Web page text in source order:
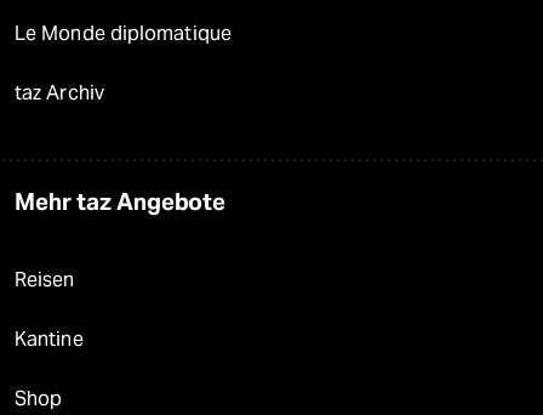
Le Monde diplomatique
taz Archiv
Mehr taz Angebote
Reisen
Kantine
Shop